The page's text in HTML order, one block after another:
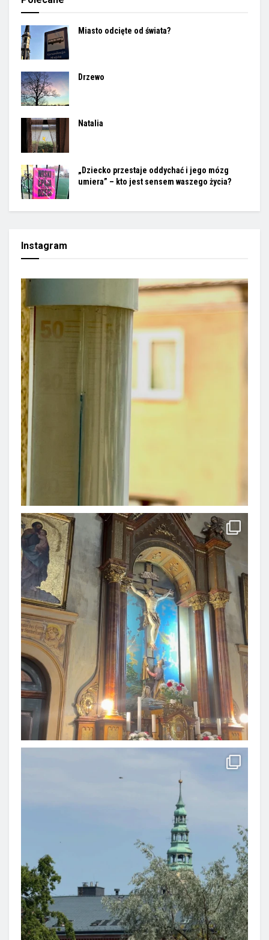
Miasto odcięte od świata?
Drzewo
Natalia
„Dziecko przestaje oddychać i jego mózg
umiera” – kto jest sensem waszego życia?
Instagram